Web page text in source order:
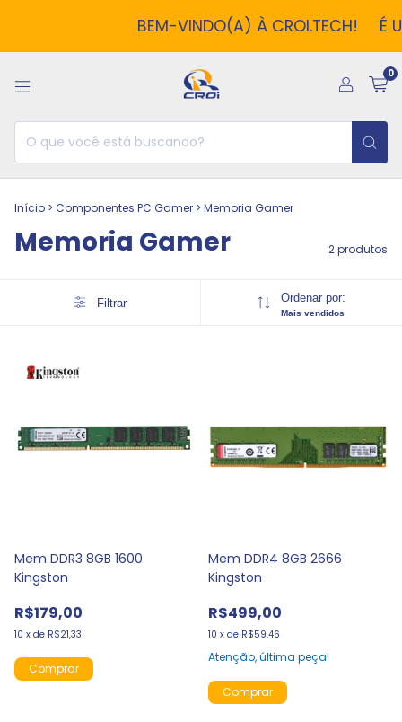
BEM-VINDO(A) À CROI.TECH! É
0
Início > Componentes PC Gamer > Memoria Gamer
Memoria Gamer 2 produtos
Filtrar Ordenar por:
Mais vendidos
Mem DDR3 8GB 1600
Kingston
R$179,00
10 x de R$21,33
Mem DDR4 8GB 2666
Kingston
R$499,00
10 x de R$59,46
Atenção, última peça!